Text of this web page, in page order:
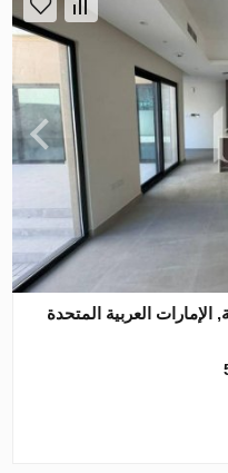
العربية المتحدة